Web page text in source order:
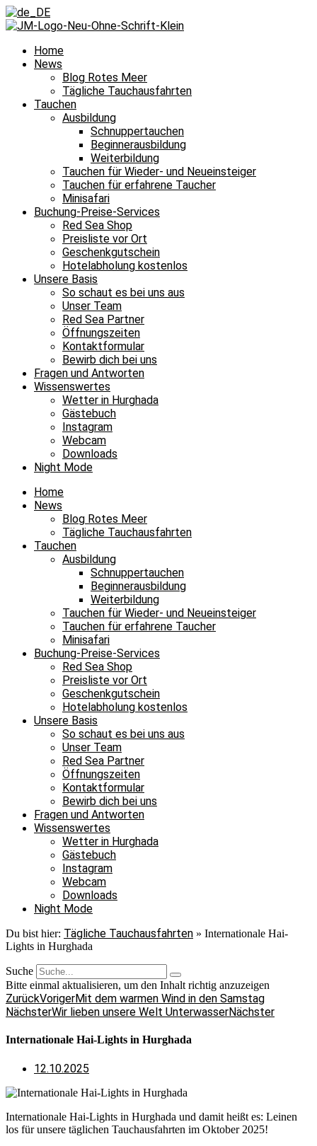
Home
News
Blog Rotes Meer
Tägliche Tauchausfahrten
Tauchen
Ausbildung
Schnuppertauchen
Beginnerausbildung
Weiterbildung
Tauchen für Wieder- und Neueinsteiger
Tauchen für erfahrene Taucher
Minisafari
Buchung-Preise-Services
Red Sea Shop
Preisliste vor Ort
Geschenkgutschein
Hotelabholung kostenlos
Unsere Basis
So schaut es bei uns aus
Unser Team
Red Sea Partner
Öffnungszeiten
Kontaktformular
Bewirb dich bei uns
Fragen und Antworten
Wissenswertes
Wetter in Hurghada
Gästebuch
Instagram
Webcam
Downloads
Night Mode
Home
News
Blog Rotes Meer
Tägliche Tauchausfahrten
Tauchen
Ausbildung
Schnuppertauchen
Beginnerausbildung
Weiterbildung
Tauchen für Wieder- und Neueinsteiger
Tauchen für erfahrene Taucher
Minisafari
Buchung-Preise-Services
Red Sea Shop
Preisliste vor Ort
Geschenkgutschein
Hotelabholung kostenlos
Unsere Basis
So schaut es bei uns aus
Unser Team
Red Sea Partner
Öffnungszeiten
Kontaktformular
Bewirb dich bei uns
Fragen und Antworten
Wissenswertes
Wetter in Hurghada
Gästebuch
Instagram
Webcam
Downloads
Night Mode
Du bist hier: Tägliche Tauchausfahrten » Internationale Hai-
Lights in Hurghada
Suche
Bitte einmal aktualisieren, um den Inhalt richtig anzuzeigen
ZurückVorigerMit dem warmen Wind in den Samstag
NächsterWir lieben unsere Welt UnterwasserNächster
Internationale Hai-Lights in Hurghada
12.10.2025
Internationale Hai-Lights in Hurghada und damit heißt es: Leinen
los für unsere täglichen Tauchausfahrten im Oktober 2025!